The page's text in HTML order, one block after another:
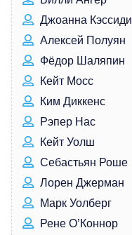
Джоанна Кэссиди
Алексей Полуян
Фёдор Шаляпин
Кейт Мосс
Ким Диккенс
Рэпер Нас
Кейт Уолш
Себастьян Роше
Лорен Джерман
Марк Уолберг
Рене О’Коннор